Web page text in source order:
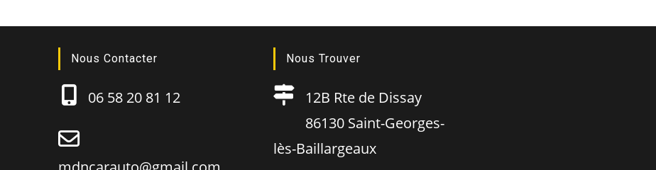
Nous Contacter
06 58 20 81 12
Nous Trouver
12B Rte de Dissay
86130 Saint-Georges-
lès-Baillargeaux